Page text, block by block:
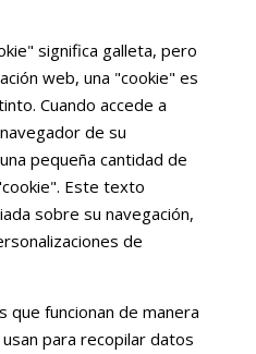
significa galleta, pero
web, una "cookie" es
Cuando accede a
de su
pequeña cantidad de
Este texto
sobre su navegación,
de
que funcionan de manera
para recopilar datos